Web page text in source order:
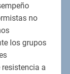
no
los grupos
a